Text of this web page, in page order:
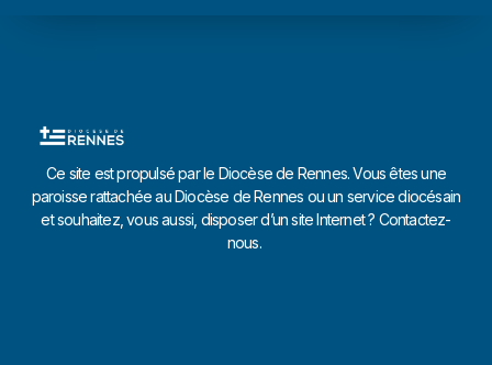
Ce site est propulsé par le Diocèse de Rennes. Vous êtes une
paroisse rattachée au Diocèse de Rennes ou un service diocésain
et souhaitez, vous aussi, disposer d’un site Internet ? Contactez-
nous.